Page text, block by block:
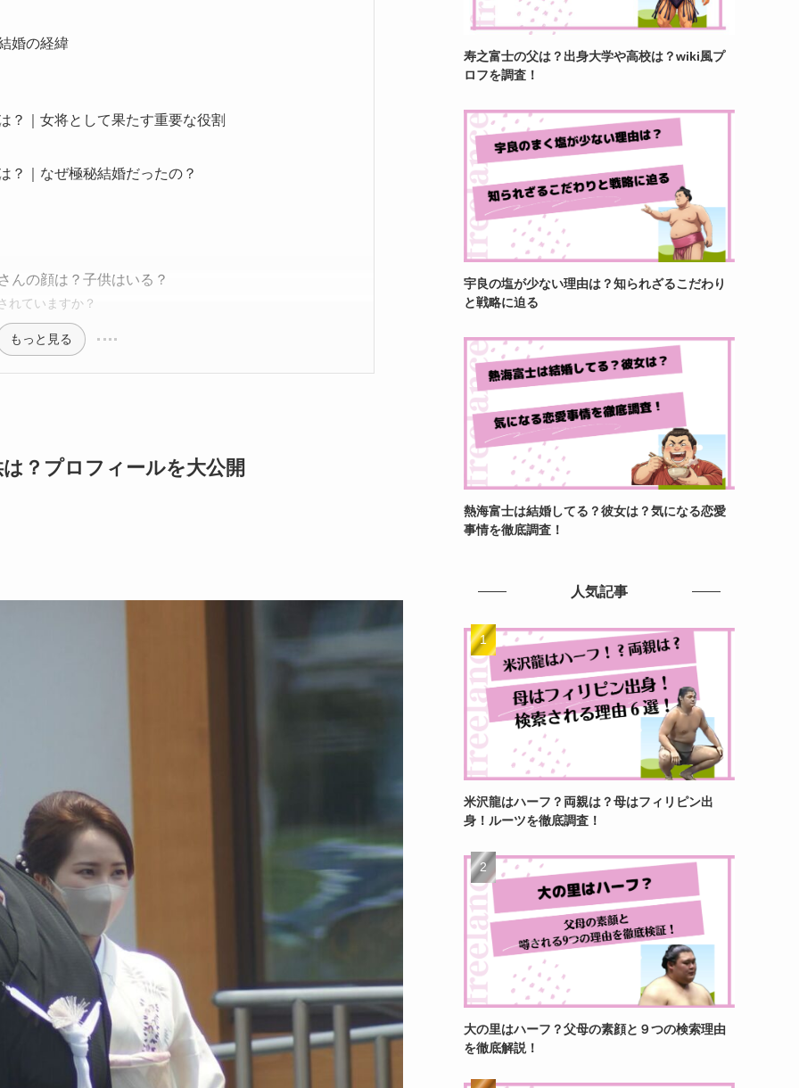
婚の経緯
？｜女将として果たす重要な役割
？｜なぜ極秘結婚だったの？
んの顔は？子供はいる？
れていますか？
もっと見る
？プロフィールを大公開
寿之富士の父は？出身大学や高校は？wiki風プ
ロフを調査！
宇良の塩が少ない理由は？知られざるこだわり
と戦略に迫る
熱海富士は結婚してる？彼女は？気になる恋愛
事情を徹底調査！
人気記事
米沢龍はハーフ？両親は？母はフィリピン出
身！ルーツを徹底調査！
大の里はハーフ？父母の素顔と９つの検索理由
を徹底解説！